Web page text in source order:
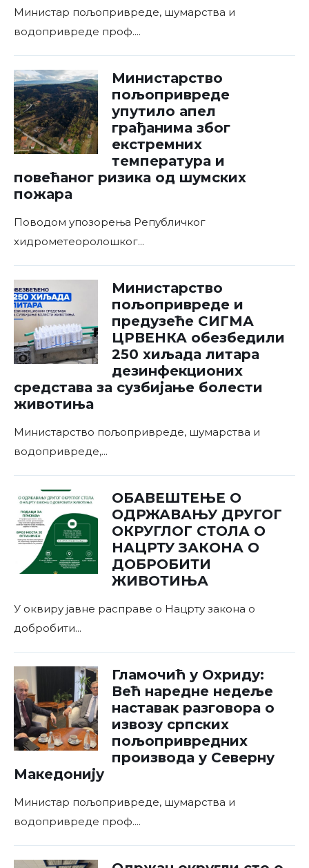
Министар пољопривреде, шумарства и
водопривреде проф....
Министарство
пољопривреде
упутило апел
грађанима због
екстремних
температура и
повећаног ризика од шумских
пожара
Поводом упозорења Републичког
хидрометеоролошког...
Министарство
пољопривреде и
предузеће СИГМА
ЦРВЕНКА обезбедили
250 хиљада литара
дезинфекционих
средстава за сузбијање болести
животиња
Министарство пољопривреде, шумарства и
водопривреде,...
ОБАВЕШТЕЊЕ О
ОДРЖАВАЊУ ДРУГОГ
ОКРУГЛОГ СТОЛА О
НАЦРТУ ЗАКОНА О
ДОБРОБИТИ
ЖИВОТИЊА
У оквиру јавне расправе о Нацрту закона о
добробити...
Гламочић у Охриду:
Већ наредне недеље
наставак разговора о
извозу српских
пољопривредних
производа у Северну
Македонију
Министар пољопривреде, шумарства и
водопривреде проф....